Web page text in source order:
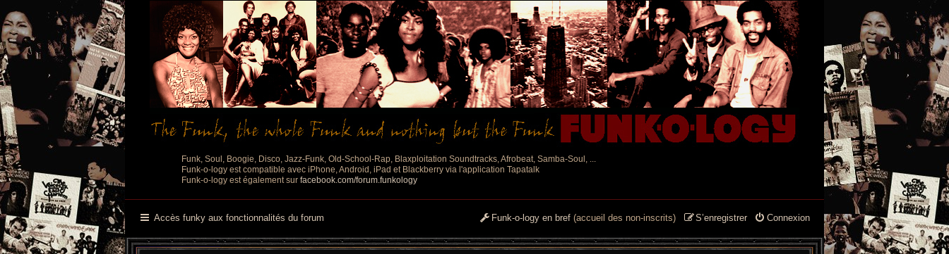
Funk, Soul, Boogie, Disco, Jazz-Funk, Old-School-Rap, Blaxploitation Soundtracks, Afrobeat, Samba-Soul, ...
Funk-o-logy est compatible avec iPhone, Android, iPad et Blackberry via l'application Tapatalk
Funk-o-logy est également sur facebook.com/forum.funkology
Accès funky aux fonctionnalités du forum Connexion
S’enregistrer
Funk-o-logy en bref (accueil des non-inscrits)